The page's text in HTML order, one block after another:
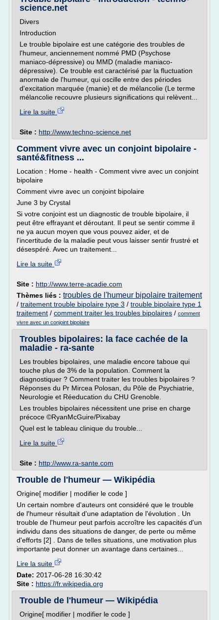
science.net
Divers
Introduction
Le trouble bipolaire est une catégorie des troubles de
l'humeur, anciennement nommé PMD (Psychose
maniaco-dépressive) ou MMD (maladie maniaco-
dépressive). Ce trouble est caractérisé par la fluctuation
anormale de l'humeur, qui oscille entre des périodes
d'excitation marquée (manie) et de mélancolie (Le terme
mélancolie recouvre plusieurs significations qui relèvent...
Lire la suite
Site : http://www.techno-science.net
Comment vivre avec un conjoint bipolaire -
santé&fitness ...
Location : Home - health - Comment vivre avec un conjoint
bipolaire
Comment vivre avec un conjoint bipolaire
June 3 by Crystal
Si votre conjoint est un diagnostic de trouble bipolaire, il
peut être effrayant et déroutant. Il peut se sentir comme il
ne ya aucun moyen que vous pouvez aider, et de
l'incertitude de la maladie peut vous laisser sentir frustré et
désespéré. Avec un traitement...
Lire la suite
Site : http://www.terre-acadie.com
Thèmes liés : troubles de l'humeur bipolaire traitement
/ traitement trouble bipolaire type 3 / trouble bipolaire type 1
traitement / comment traiter les troubles bipolaires / comment
vivre avec un conjoint bipolaire
Troubles bipolaires: la face cachée de la
maladie - ra-sante
Les troubles bipolaires, une maladie encore taboue qui
touche plus de 3% de la population. Comment la
diagnostiquer ? Comment traiter les troubles bipolaires ?
Réponses du Pr Mircea Polosan, du Pôle de Psychiatrie,
Neurologie et Réeducation du CHU Grenoble.
Les troubles bipolaires nécessitent une prise en charge
précoce ©RyanMcGuire/Pixabay
Quel est le tableau clinique du trouble...
Lire la suite
Site : http://www.ra-sante.com
Trouble de l'humeur — Wikipédia
Origine[ modifier | modifier le code ]
Un certain nombre d'auteurs ont considéré que le trouble
de l'humeur résultait d'une adaptation de l'évolution . Un
trouble de l'humeur peut parfois accroître les capacités d'un
individu dans des situations de danger, de perte ou même
d'efforts [2] . Dans de telles situations, une motivation plus
importante peut donner un avantage dans certaines...
Lire la suite
Date: 2017-06-28 16:30:42
Site : https://fr.wikipedia.org
Trouble de l'humeur — Wikipédia
Origine[ modifier | modifier le code ]